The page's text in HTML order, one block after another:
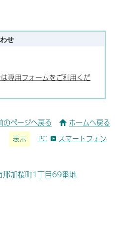
せ
専用フォームをご利用くだ
のページへ戻る ホームへ戻る
表示 PC スマートフォン
加桜町1丁目69番地